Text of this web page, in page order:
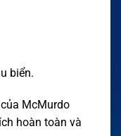
biển.
McMurdo
hoàn toàn và